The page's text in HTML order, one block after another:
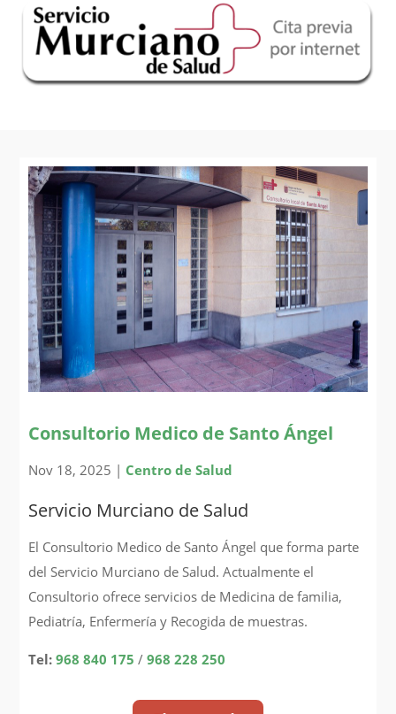
Consultorio Medico de Santo Ángel
Nov 18, 2025 | Centro de Salud
Servicio Murciano de Salud
El Consultorio Medico de Santo Ángel que forma parte
del Servicio Murciano de Salud. Actualmente el
Consultorio ofrece servicios de Medicina de familia,
Pediatría, Enfermería y Recogida de muestras.
Tel: 968 840 175 /968 228 250